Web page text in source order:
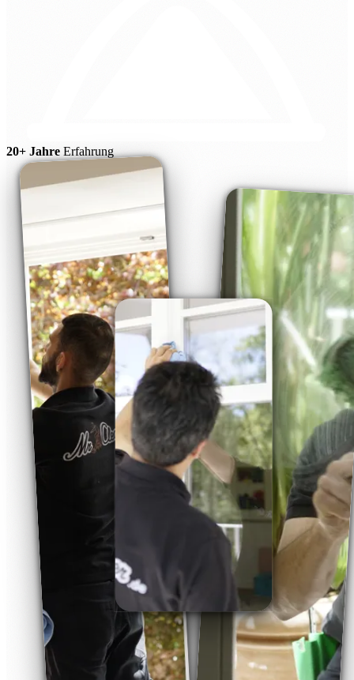
20+ Jahre Erfahrung